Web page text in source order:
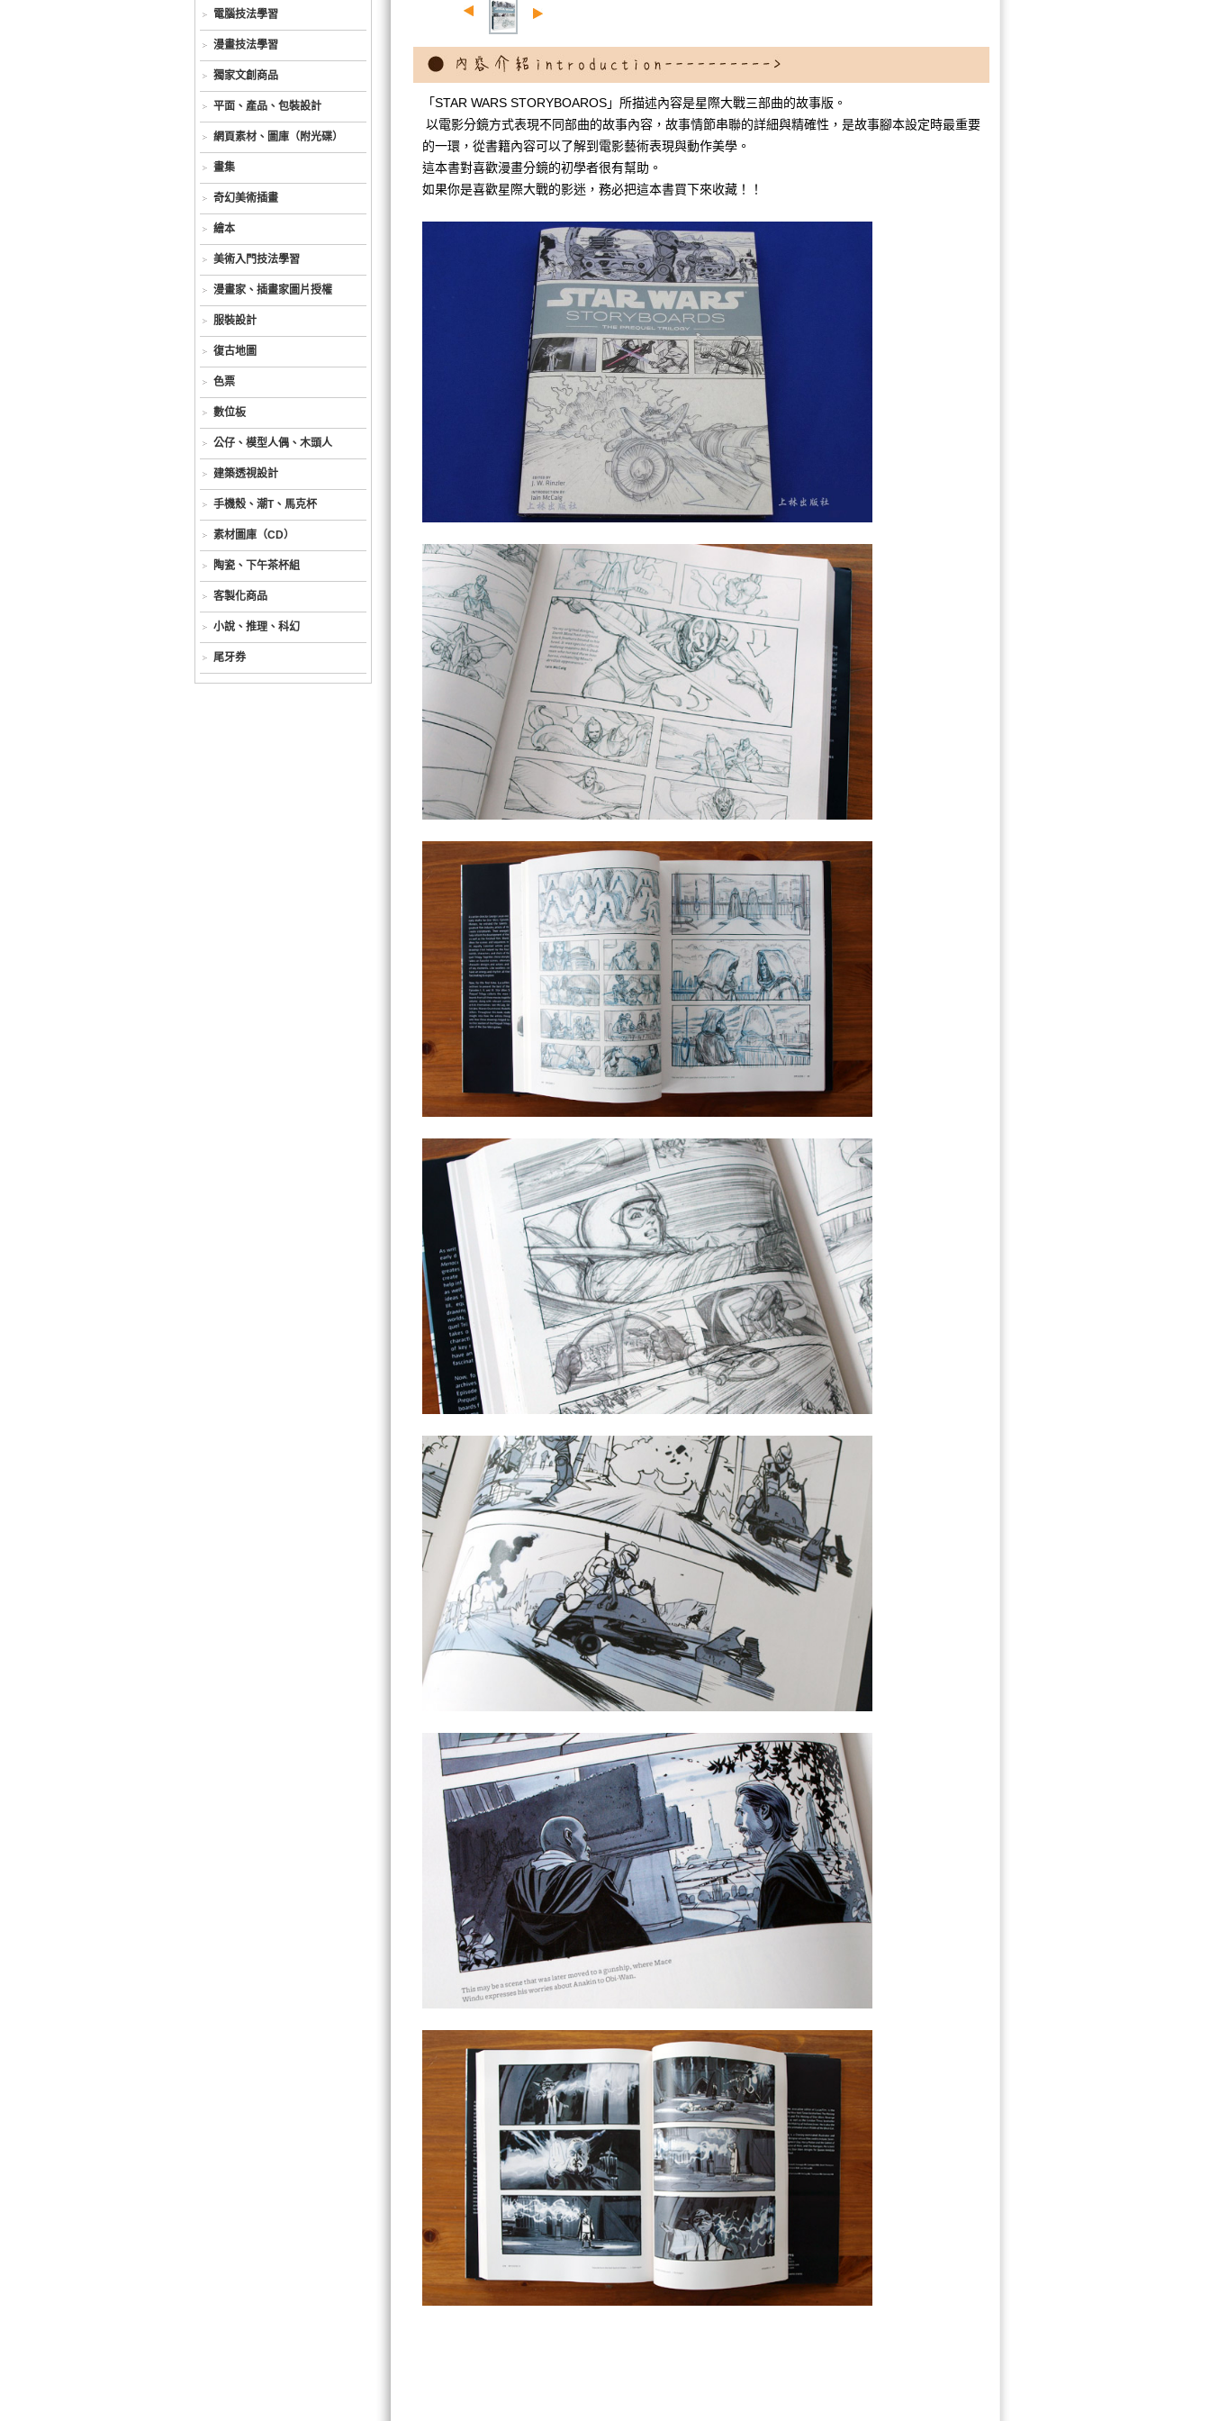
電腦技法學習
漫畫技法學習
獨家文創商品
平面、產品、包裝設計
網頁素材、圖庫（附光碟）
畫集
奇幻美術插畫
繪本
美術入門技法學習
漫畫家、插畫家圖片授權
服裝設計
復古地圖
色票
數位板
公仔、模型人偶、木頭人
建築透視設計
手機殼、潮T、馬克杯
素材圖庫（CD）
陶瓷、下午茶杯組
客製化商品
小說、推理、科幻
尾牙券
「STAR WARS STORYBOAROS」所描述內容是星際大戰三部曲的故事版。
以電影分鏡方式表現不同部曲的故事內容，故事情節串聯的詳細與精確性，是故事腳本設定時最重要
的一環，從書籍內容可以了解到電影藝術表現與動作美學。
這本書對喜歡漫畫分鏡的初學者很有幫助。
如果你是喜歡星際大戰的影迷，務必把這本書買下來收藏！！